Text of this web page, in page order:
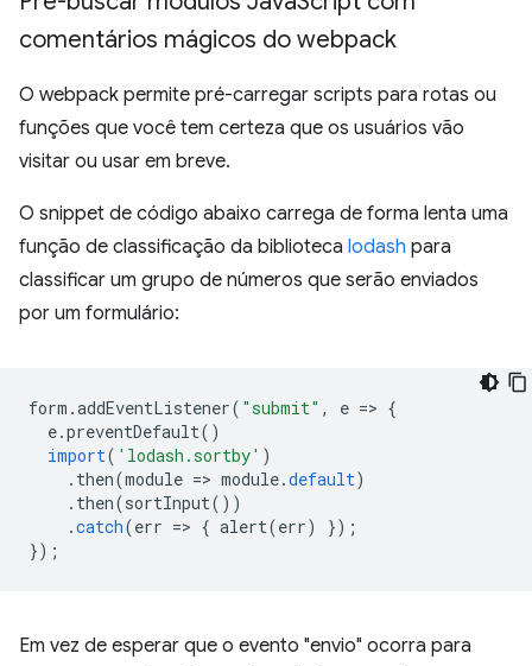
comentários mágicos do webpack
O webpack permite pré-carregar scripts para rotas ou
funções que você tem certeza que os usuários vão
visitar ou usar em breve.
O snippet de código abaixo carrega de forma lenta uma
função de classificação da biblioteca lodash para
classificar um grupo de números que serão enviados
por um formulário:
form .addEventListener( "submit" , e => {
e.preventDefault()
import( 'lodash.sortby' )
. then(module => module.default)
. then(sortInput())
.catch(err => { alert(err)
});
});
Em vez de esperar que o evento "envio" ocorra para